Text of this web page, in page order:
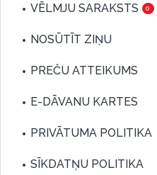
VĒLMJU SARAKSTS 0
NOSŪTĪT ZIŅU
PREČU ATTEIKUMS
E-DĀVANU KARTES
PRIVĀTUMA POLITIKA
SĪKDATŅU POLITIKA